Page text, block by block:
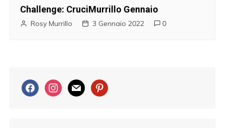
Challenge: CruciMurrillo Gennaio
Rosy Murrillo 3 Gennaio 2022 0
f
a
i
n
m
a
p